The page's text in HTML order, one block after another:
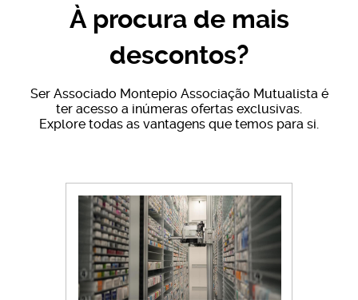
À procura de mais
descontos?
Ser Associado Montepio Associação Mutualista é
ter acesso a inúmeras ofertas exclusivas.
Explore todas as vantagens que temos para si.